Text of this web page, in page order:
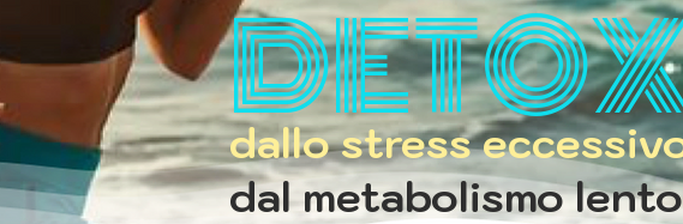
dallo stress
dal metabolismo lento